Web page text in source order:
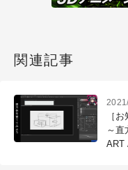
関連記事
［
～直
ART